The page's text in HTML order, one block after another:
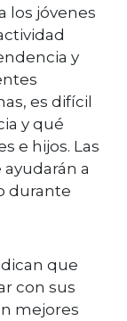
los jóvenes
y
es difícil
y qué
e hijos. Las
a
durante
que
con sus
mejores